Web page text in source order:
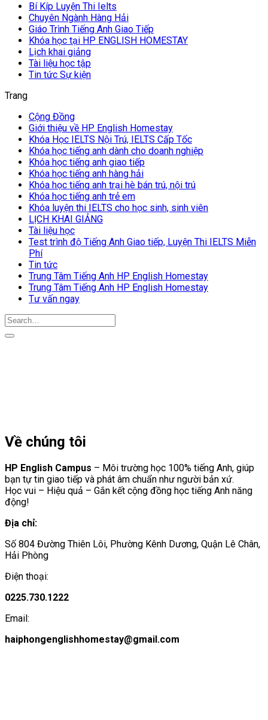
Bí Kíp Luyện Thi Ielts
Chuyên Ngành Hàng Hải
Giáo Trình Tiếng Anh Giao Tiếp
Khóa học tại HP ENGLISH HOMESTAY
Lịch khai giảng
Tài liệu học tập
Tin tức Sự kiện
Trang
Cộng Đồng
Giới thiệu về HP English Homestay
Khóa Học IELTS Nội Trú, IELTS Cấp Tốc
Khóa học tiếng anh dành cho doanh nghiệp
Khóa học tiếng anh giao tiếp
Khóa học tiếng anh hàng hải
Khóa học tiếng anh trại hè bán trú, nội trú
Khóa học tiếng anh trẻ em
Khóa luyện thi IELTS cho học sinh, sinh viên
LỊCH KHAI GIẢNG
Tài liệu học
Test trình độ Tiếng Anh Giao tiếp, Luyện Thi IELTS Miễn
Phí
Tin tức
Trung Tâm Tiếng Anh HP English Homestay
Trung Tâm Tiếng Anh HP English Homestay
Tư vấn ngay
Về chúng tôi
HP English Campus – Môi trường học 100% tiếng Anh, giúp
bạn tự tin giao tiếp và phát âm chuẩn như người bản xứ.
Học vui – Hiệu quả – Gắn kết cộng đồng học tiếng Anh năng
động!
Địa chỉ:
Số 804 Đường Thiên Lôi, Phường Kênh Dương, Quận Lê Chân,
Hải Phòng
Điện thoại:
0225.730.1222
Email:
haiphongenglishhomestay@gmail.com